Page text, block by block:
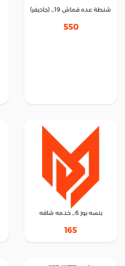
شنطة عده قماش 19,, (جاديفر)
550
بنسه بوز 6,, خدمه شاقه
165